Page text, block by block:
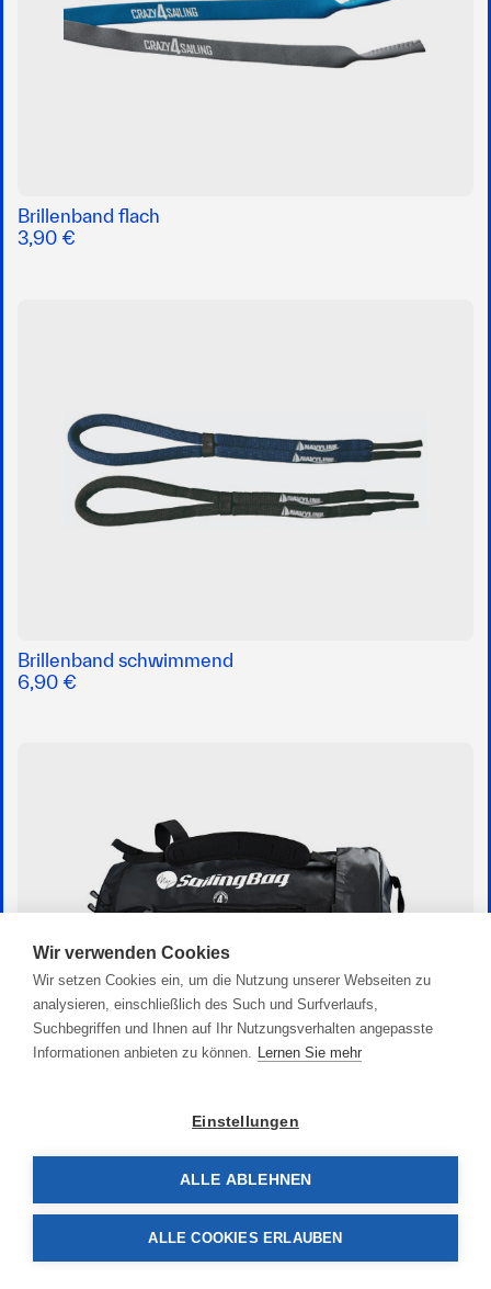
Brillenband flach
3,90 €
Brillenband schwimmend
6,90 €
Wir verwenden Cookies
Wir setzen Cookies ein, um die Nutzung unserer Webseiten zu
analysieren, einschließlich des Such und Surfverlaufs,
Suchbegriffen und Ihnen auf Ihr Nutzungsverhalten angepasste
Informationen anbieten zu können. Lernen Sie mehr
Einstellungen
ALLE ABLEHNEN
ALLE COOKIES ERLAUBEN